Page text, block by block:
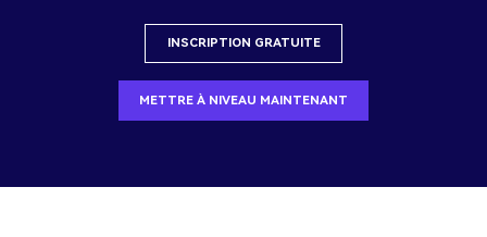
INSCRIPTION GRATUITE
METTRE À NIVEAU MAINTENANT